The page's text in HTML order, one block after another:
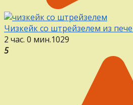
Чизкейк со штрейзелем из
2 час. 0 мин.1029
5